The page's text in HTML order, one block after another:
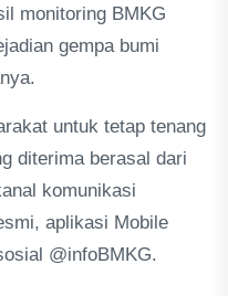
monitoring BMKG
gempa bumi
untuk tetap tenang
diterima berasal dari
komunikasi
aplikasi Mobile
@infoBMKG.